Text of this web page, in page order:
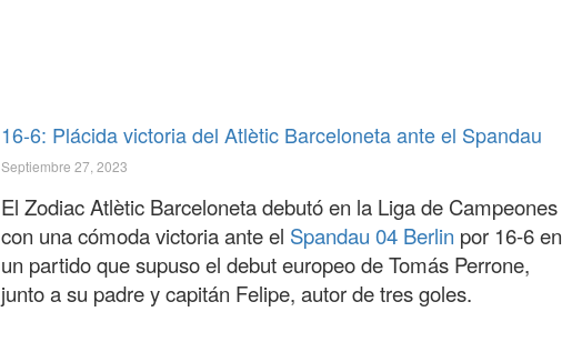
16-6: Plácida victoria del Atlètic Barceloneta ante el Spandau
Septiembre 27, 2023
El Zodiac Atlètic Barceloneta debutó en la Liga de Campeones
con una cómoda victoria ante el Spandau 04 Berlin por 16-6 en
un partido que supuso el debut europeo de Tomás Perrone,
junto a su padre y capitán Felipe, autor de tres goles.